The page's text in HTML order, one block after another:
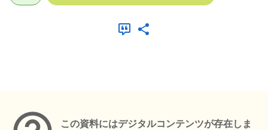
この資料にはデジタルコンテンツが存在しま